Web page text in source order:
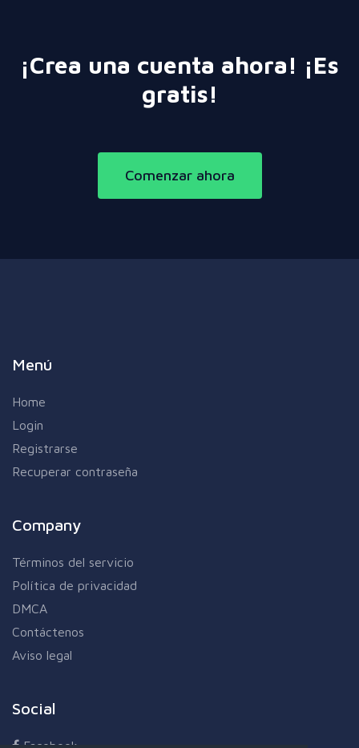
¡Crea una cuenta ahora! ¡Es
gratis!
Comenzar ahora
Menú
Home
Login
Registrarse
Recuperar contraseña
Company
Términos del servicio
Política de privacidad
DMCA
Contáctenos
Aviso legal
Social